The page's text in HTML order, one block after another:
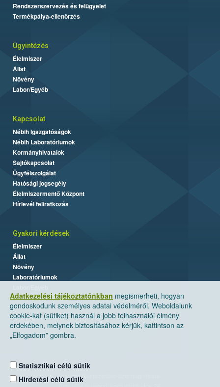
Adatkezelési tájékoztatónkban megismerheti, hogyan
gondoskodunk személyes adatai védelméről. Weboldalunk
cookie-kat (sütiket) használ a jobb felhasználói élmény
érdekében, melynek biztosításához kérjük, kattintson az
„Elfogadom” gombra.
Statisztikai célú sütik
Hirdetési célú sütik
Rendszerszervezés és felügyelet
Termékpálya-ellenőrzés
Ügyintézés
Élelmiszer
Állat
Növény
Labor/Egyéb
Kapcsolat
Nébih Igazgatóságok
Nébih Laboratóriumok
Kormányhivatalok
Sajtókapcsolat
Ügyfélszolgálat
Hatósági jogsegély
Élelmiszermentő Központ
Hírlevél feliratkozás
Gyakori kérdések
Élelmiszer
Állat
Növény
Laboratóriumok
Nemzeti Élelmiszerlánc-biztonsági Hivatal